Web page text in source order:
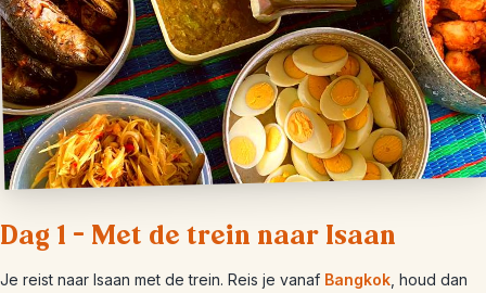
Dag 1 – Met de trein naar Isaan
Je reist naar Isaan met de trein. Reis je vanaf Bangkok , houd dan